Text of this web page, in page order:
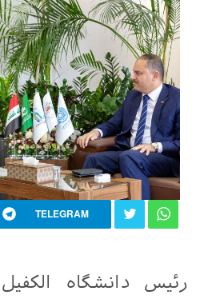
TELEGRAM
رئیس دانشگاه